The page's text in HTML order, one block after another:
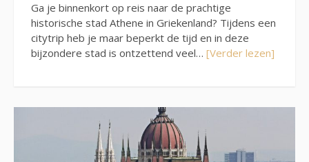
Ga je binnenkort op reis naar de prachtige
historische stad Athene in Griekenland? Tijdens een
citytrip heb je maar beperkt de tijd en in deze
bijzondere stad is ontzettend veel… [Verder lezen]